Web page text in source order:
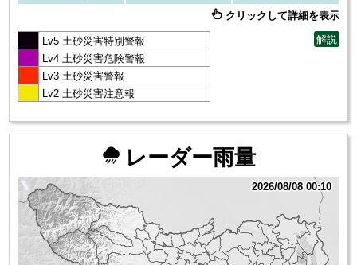
クリックして詳細を表示
Lv5 土砂災害特別警報
Lv4 土砂災害危険警報
Lv3 土砂災害警報
Lv2 土砂災害注意報
解説
レーダー雨量
2026/08/08 00:10